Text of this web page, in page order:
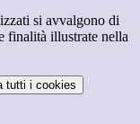
si avvalgono di
finalità illustrate nella
tutti i cookies